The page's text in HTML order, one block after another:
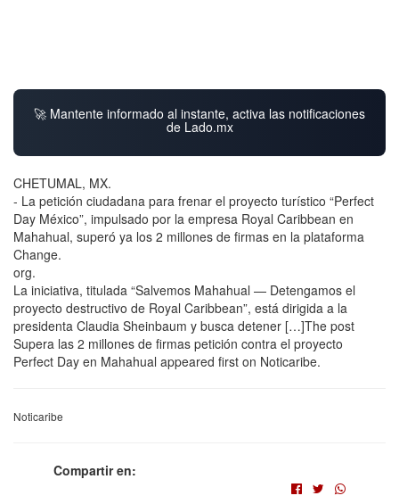
🚀 Mantente informado al instante, activa las notificaciones
de Lado.mx
CHETUMAL, MX.
- La petición ciudadana para frenar el proyecto turístico “Perfect
Day México”, impulsado por la empresa Royal Caribbean en
Mahahual, superó ya los 2 millones de firmas en la plataforma
Change.
org.
La iniciativa, titulada “Salvemos Mahahual — Detengamos el
proyecto destructivo de Royal Caribbean”, está dirigida a la
presidenta Claudia Sheinbaum y busca detener […]The post
Supera las 2 millones de firmas petición contra el proyecto
Perfect Day en Mahahual appeared first on Noticaribe.
Noticaribe
Compartir en: